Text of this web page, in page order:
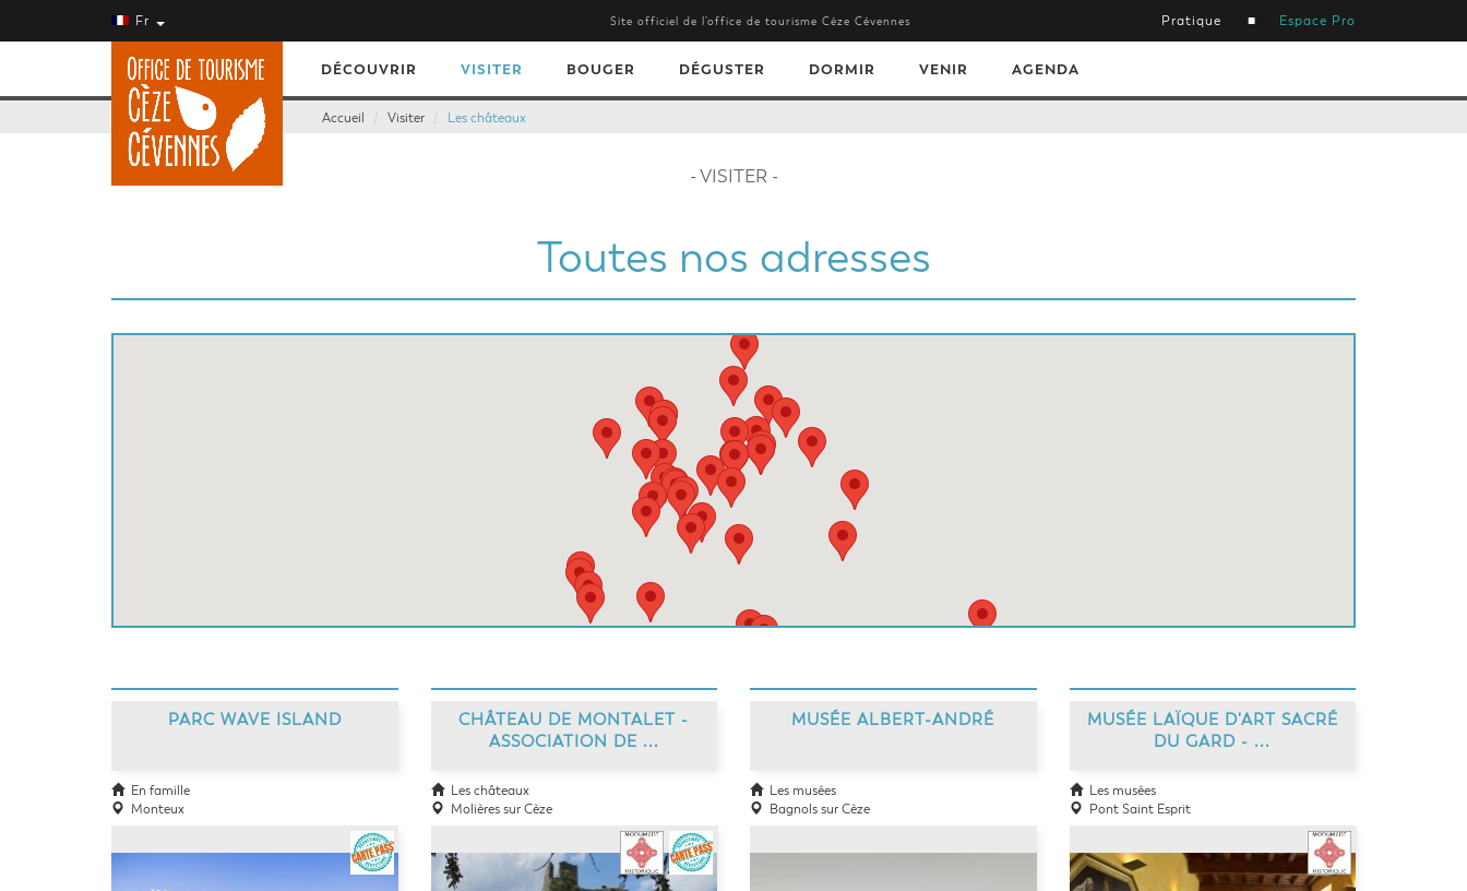
Fr Site officiel de l’office de tourisme Cèze Cévennes Pratique Espace Pro
DÉCOUVRIR VISITER BOUGER DÉGUSTER DORMIR VENIR AGENDA
Accueil Visiter Les châteaux
- VISITER -
Toutes nos adresses
PARC WAVE ISLAND
En famille
Monteux
CHÂTEAU DE MONTALET -
ASSOCIATION DE ...
Les châteaux
Molières sur Cèze
MUSÉE ALBERT-ANDRÉ
Les musées
Bagnols sur Cèze
MUSÉE LAÏQUE D'ART SACRÉ
DU GARD - ...
Les musées
Pont Saint Esprit